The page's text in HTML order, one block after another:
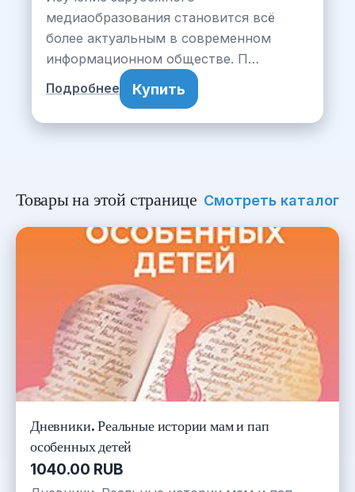
медиаобразования становится всё
более актуальным в современном
информационном обществе. П…
Подробнее Купить
Товары на этой странице Смотреть каталог
Дневники. Реальные истории мам и пап
особенных детей
1040.00 RUB